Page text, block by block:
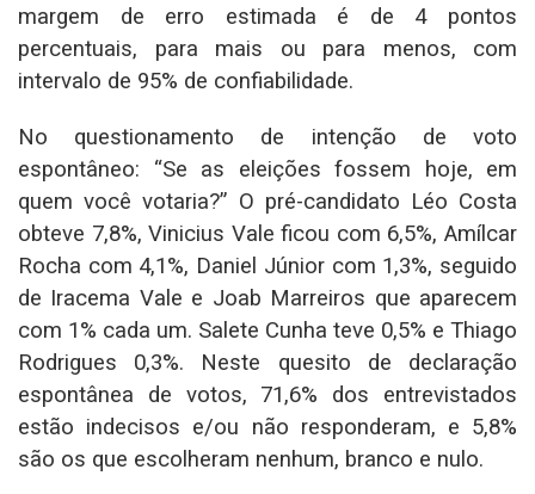
margem de erro estimada é de 4 pontos
percentuais, para mais ou para menos, com
intervalo de 95% de confiabilidade.
No questionamento de intenção de voto
espontâneo: “Se as eleições fossem hoje, em
quem você votaria?” O pré-candidato Léo Costa
obteve 7,8%, Vinicius Vale ficou com 6,5%, Amílcar
Rocha com 4,1%, Daniel Júnior com 1,3%, seguido
de Iracema Vale e Joab Marreiros que aparecem
com 1% cada um. Salete Cunha teve 0,5% e Thiago
Rodrigues 0,3%. Neste quesito de declaração
espontânea de votos, 71,6% dos entrevistados
estão indecisos e/ou não responderam, e 5,8%
são os que escolheram nenhum, branco e nulo.